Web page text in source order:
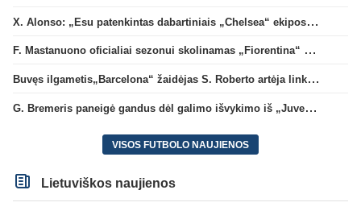
X. Alonso: „Esu patenkintas dabartiniais „Chelsea“ ekipos vartininkais“
F. Mastanuono oficialiai sezonui skolinamas „Fiorentina“ ekipai
Buvęs ilgametis„Barcelona“ žaidėjas S. Roberto artėja link persikėlimo į MLS
G. Bremeris paneigė gandus dėl galimo išvykimo iš „Juventus“ klubo
VISOS FUTBOLO NAUJIENOS
Lietuviškos naujienos